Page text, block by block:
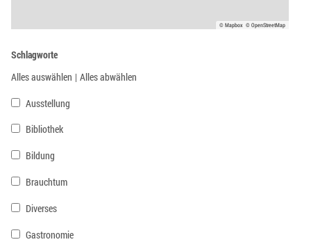
© Mapbox © OpenStreetMap
Schlagworte
Alles auswählen | Alles abwählen
Ausstellung
Bibliothek
Bildung
Brauchtum
Diverses
Gastronomie